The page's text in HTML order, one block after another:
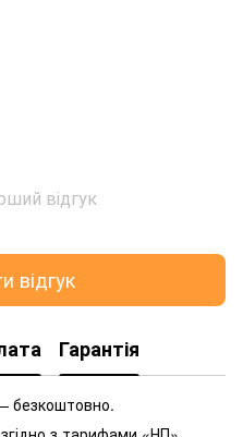
відгук
відгук
Гарантія
безкоштовно.